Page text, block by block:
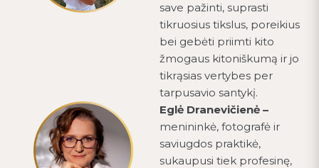
save pažinti, suprasti
tikruosius tikslus, poreikius
bei gebėti priimti kito
žmogaus kitoniškumą ir jo
tikrąsias vertybes per
tarpusavio santykį.
Eglė Dranevičienė –
menininkė, fotografė ir
saviugdos praktikė,
sukaupusi tiek profesinę,